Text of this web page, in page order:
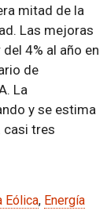
mitad de la
Las mejoras
4% al año en
de
La
y se estima
casi tres
Eólica, Energía